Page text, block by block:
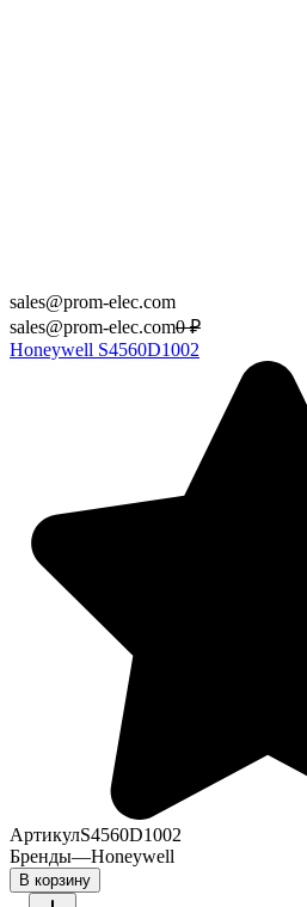
sales@prom-elec.com
sales@prom-elec.com0 ₽
Honeywell S4560D1002
АртикулS4560D1002
Бренды—Honeywell
В корзину